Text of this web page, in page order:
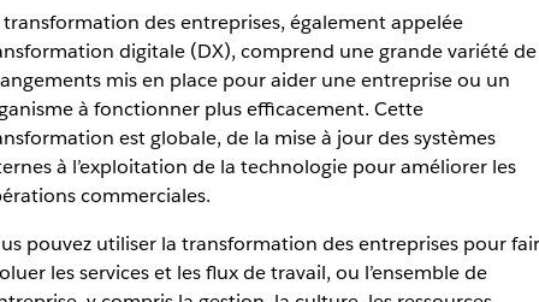
en passant par les outils en libre-service,
transformation des entreprises, également appelée
digitale (DX), comprend une grande variété de
mis en place pour aider une entreprise ou un
à fonctionner plus efficacement. Cette
est globale, de la mise à jour des systèmes
à l’exploitation de la technologie pour améliorer les
commerciales.
pouvez utiliser la transformation des entreprises pour
les services et les flux de travail, ou l’ensemble de